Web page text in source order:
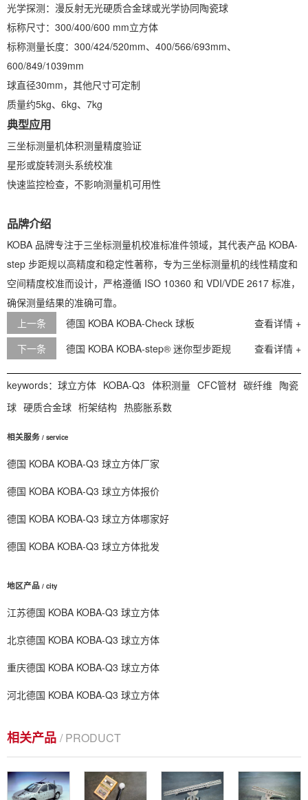
光学探测：漫反射无光硬质合金球或光学协同陶瓷球
标称尺寸：300/400/600 mm立方体
标称测量长度：300/424/520mm、400/566/693mm、
600/849/1039mm
球直径30mm，其他尺寸可定制
质量约5kg、6kg、7kg
典型应用
三坐标测量机体积测量精度验证
星形或旋转测头系统校准
快速监控检查，不影响测量机可用性
品牌介绍
KOBA 品牌专注于三坐标测量机校准标准件领域，其代表产品 KOBA-
step 步距规以高精度和稳定性著称，专为三坐标测量机的线性精度和
空间精度校准而设计，严格遵循 ISO 10360 和 VDI/VDE 2617 标准，
确保测量结果的准确可靠。
上一条 查看详情 +
德国 KOBA KOBA-Check 球板
下一条
查看详情 +
德国 KOBA KOBA-step® 迷你型步距规
keywords： 球立方体 KOBA-Q3 体积测量 CFC管材 碳纤维 陶瓷
球 硬质合金球 桁架结构 热膨胀系数
相关服务 / service
德国 KOBA KOBA-Q3 球立方体厂家
德国 KOBA KOBA-Q3 球立方体报价
德国 KOBA KOBA-Q3 球立方体哪家好
德国 KOBA KOBA-Q3 球立方体批发
地区产品 / city
江苏德国 KOBA KOBA-Q3 球立方体
北京德国 KOBA KOBA-Q3 球立方体
重庆德国 KOBA KOBA-Q3 球立方体
河北德国 KOBA KOBA-Q3 球立方体
相关产品 / PRODUCT